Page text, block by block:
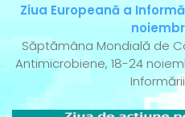
Ziua Europeană a
Săptămâna Mondială de
Antimicrobiene, 18-24